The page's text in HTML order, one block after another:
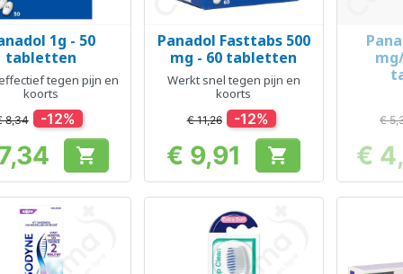
Snel bekijken
1g - 50
tabletten
tegen pijn en
koorts
8,34 -12%
Prijs 
Snel bekijken
Panadol Fasttabs 500
mg - 60 tabletten
Werkt snel tegen pijn en
koorts
€ 11,26 -12%
Prijs
€ 9,91 

€
€